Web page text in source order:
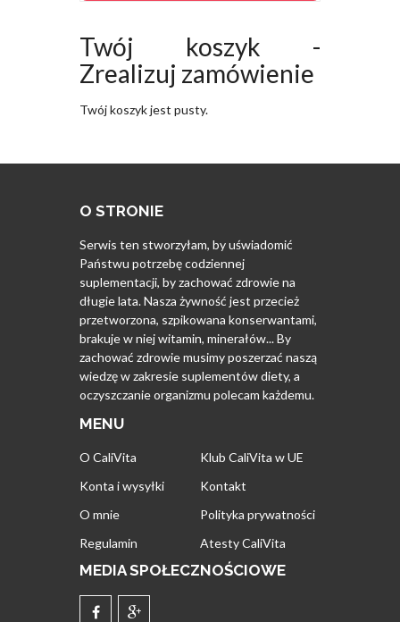
Twój koszyk -
Zrealizuj zamówienie
Twój koszyk jest pusty.
O STRONIE
Serwis ten stworzyłam, by uświadomić
Państwu potrzebę codziennej
suplementacji, by zachować zdrowie na
długie lata. Nasza żywność jest przecież
przetworzona, szpikowana konserwantami,
brakuje w niej witamin, minerałów... By
zachować zdrowie musimy poszerzać naszą
wiedzę w zakresie suplementów diety, a
oczyszczanie organizmu polecam każdemu.
MENU
O CaliVita
Klub CaliVita w UE
Konta i wysyłki
Kontakt
O mnie
Polityka prywatności
Regulamin
Atesty CaliVita
MEDIA SPOŁECZNOŚCIOWE